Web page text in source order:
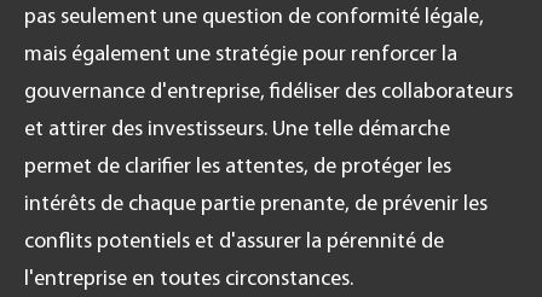
pas seulement une question de conformité légale,
mais également une stratégie pour renforcer la
gouvernance d'entreprise, fidéliser des collaborateurs
et attirer des investisseurs. Une telle démarche
permet de clarifier les attentes, de protéger les
intérêts de chaque partie prenante, de prévenir les
conflits potentiels et d'assurer la pérennité de
l'entreprise en toutes circonstances.